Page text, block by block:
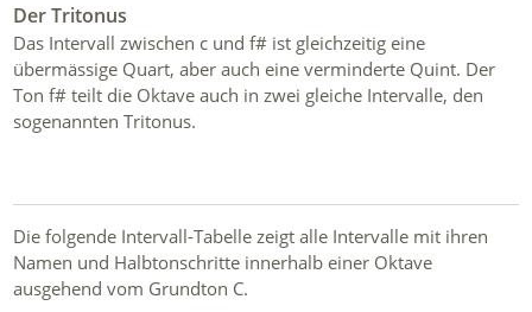
Der Tritonus
Das Intervall zwischen c und f# ist gleichzeitig eine
übermässige Quart, aber auch eine verminderte Quint. Der
Ton f# teilt die Oktave auch in zwei gleiche Intervalle, den
sogenannten Tritonus.
Die folgende Intervall-Tabelle zeigt alle Intervalle mit ihren
Namen und Halbtonschritte innerhalb einer Oktave
ausgehend vom Grundton C.